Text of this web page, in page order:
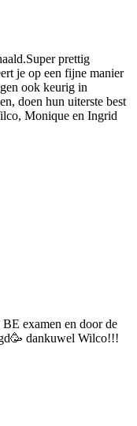
prettig
je op een fijne manier
ook keurig in
doen hun uiterste best
Monique en Ingrid
examen en door de
dankuwel Wilco!!!